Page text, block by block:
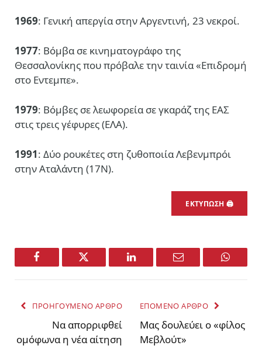
1969: Γενική απεργία στην Αργεντινή, 23 νεκροί.
1977: Βόμβα σε κινηματογράφο της
Θεσσαλονίκης που πρόβαλε την ταινία «Επιδρομή
στο Εντεμπε».
1979: Βόμβες σε λεωφορεία σε γκαράζ της ΕΑΣ
στις τρεις γέφυρες (ΕΛΑ).
1991: Δύο ρουκέτες στη ζυθοποιία Λεβενμπρόι
στην Αταλάντη (17Ν).
ΕΚΤΥΠΩΣΗ 🖨
Facebook Twitter LinkedIn Email
ΠΡΟΗΓΟΥΜΕΝΟ ΑΡΘΡΟ
Nα απορριφθεί
ομόφωνα η νέα αίτηση
ΕΠΟΜΕΝΟ ΑΡΘΡΟ
Μας δουλεύει ο «φίλος
Μεβλούτ»